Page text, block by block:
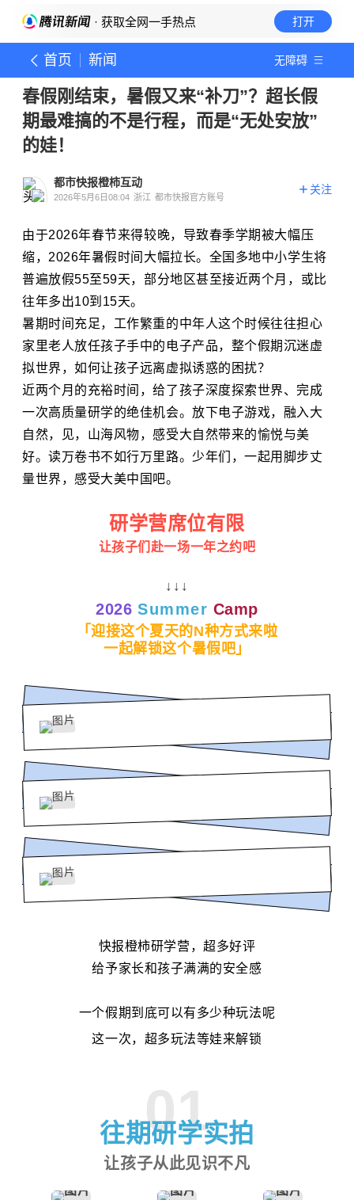
· 获取全网一手热点 打开
首页 新闻 无障碍
春假刚结束，暑假又来“补刀”？超长假
期最难搞的不是行程，而是“无处安放”
的娃！
都市快报橙柿互动
2026年5月6日08:04 浙江 都市快报官方账号
关注
由于2026年春节来得较晚，导致春季学期被大幅压
缩，2026年暑假时间大幅拉长。全国多地中小学生将
普遍放假55至59天，部分地区甚至接近两个月，或比
往年多出10到15天。
暑期时间充足，工作繁重的中年人这个时候往往担心
家里老人放任孩子手中的电子产品，整个假期沉迷虚
拟世界，如何让孩子远离虚拟诱惑的困扰？
近两个月的充裕时间，给了孩子深度探索世界、完成
一次高质量研学的绝佳机会。放下电子游戏，融入大
自然，见，山海风物，感受大自然带来的愉悦与美
好。读万卷书不如行万里路。少年们，一起用脚步丈
量世界，感受大美中国吧。
研学营席位有限
让孩子们赴一场一年之约吧
↓↓↓
2026 Summer Camp
「迎接这个夏天的N种方式来啦
一起解锁这个暑假吧 」
快报橙柿研学营，超多好评
给予家长和孩子满满的安全感
一个假期到底可以有多少种玩法呢
这一次，超多玩法等娃来解锁
01
往期研学实拍
让孩子从此见识不凡